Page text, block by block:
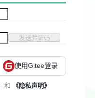
发送验证码
使用Gitee登录
和 《隐私声明》